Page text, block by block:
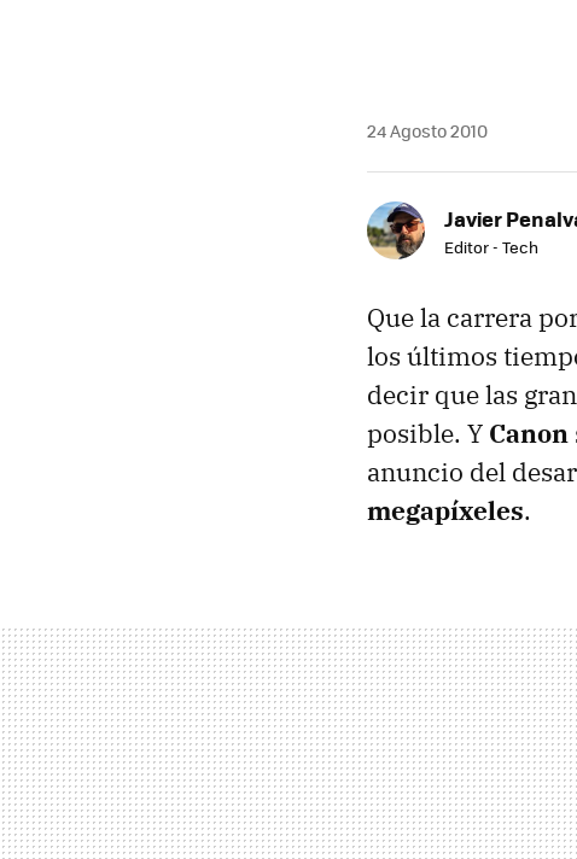
24 Agosto 2010
Javier
Editor - Tech
Que la carrera
los últimos
decir que las
posible. Y Canon
anuncio del
megapíxeles.